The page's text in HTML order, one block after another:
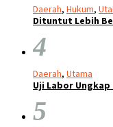
Daerah, Hukum,
Dituntut Lebih
4
Daerah, Utama
Uji Labor
5